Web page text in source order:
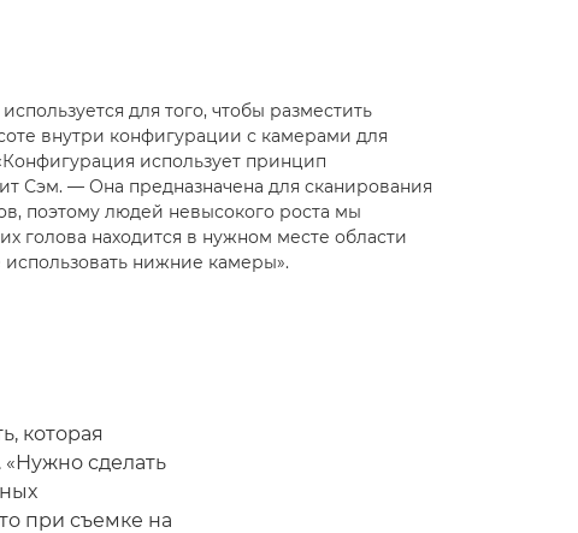
для того, чтобы разместить
внутри конфигурации с камерами для
использует принцип
Сэм. — Она предназначена для сканирования
поэтому людей невысокого роста мы
голова находится в нужном месте области
нижние камеры».
которая
сделать
при съемке на